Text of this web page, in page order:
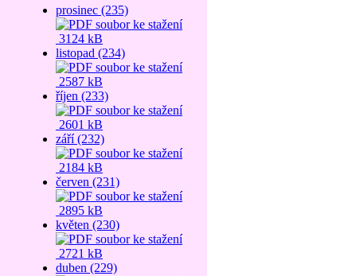
prosinec (235)
3124 kB
listopad (234)
2587 kB
říjen (233)
2601 kB
září (232)
2184 kB
červen (231)
2895 kB
květen (230)
2721 kB
duben (229)